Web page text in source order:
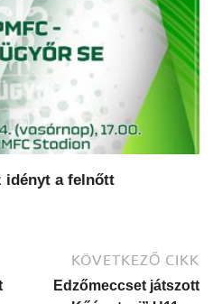
idényt a felnőtt
KÖVETKEZŐ CIKK
Edzőmeccset játszott